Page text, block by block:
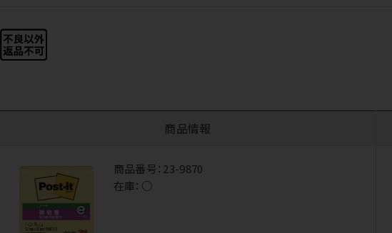
商品情報
商品番号： 23-9870
在庫： ○